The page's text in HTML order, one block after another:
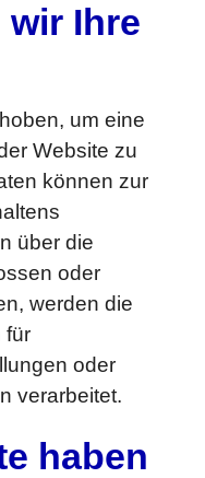
wir Ihre
um eine
Website zu
können zur
über die
oder
werden die
für
oder
verarbeitet.
haben